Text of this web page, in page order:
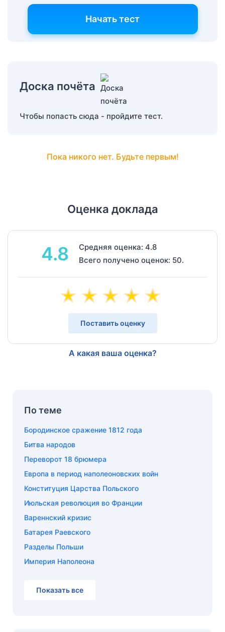
Начать тест
Доска почёта
Чтобы попасть сюда - пройдите тест.
Пока никого нет. Будьте первым!
Оценка доклада
4.8
Средняя оценка: 4.8
Всего получено оценок: 50.
Поставить оценку
А какая ваша оценка?
По теме
Бородинское сражение 1812 года
Битва народов
Переворот 18 брюмера
Европа в период наполеоновских войн
Конституция Царства Польского
Июльская революция во Франции
Вареннский кризис
Батарея Раевского
Разделы Польши
Империя Наполеона
Показать все